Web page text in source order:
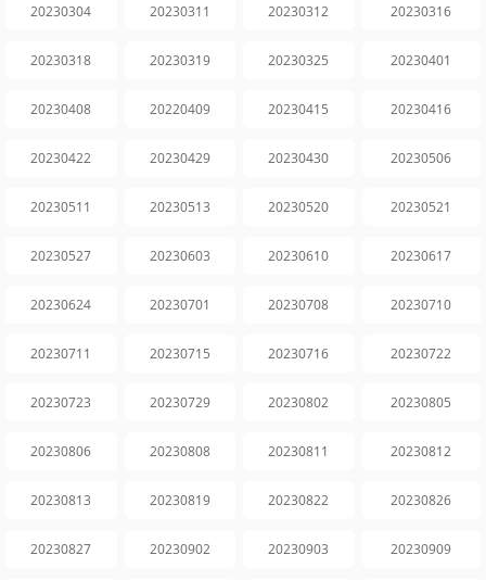
20230304 20230311 20230312 20230316
20230318 20230319 20230325 20230401
20230408 20220409 20230415 20230416
20230422 20230429 20230430 20230506
20230511 20230513 20230520 20230521
20230527 20230603 20230610 20230617
20230624 20230701 20230708 20230710
20230711 20230715 20230716 20230722
20230723 20230729 20230802 20230805
20230806 20230808 20230811 20230812
20230813 20230819 20230822 20230826
20230827 20230902 20230903 20230909